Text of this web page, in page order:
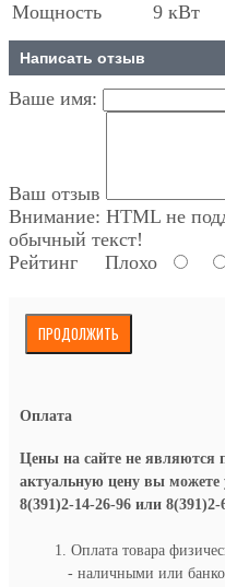
Мощность
9 кВт
Написать отзыв
Ваше имя:
Ваш отзыв
Внимание: HTML не
обычный текст!
Рейтинг Плохо
ПРОДОЛЖИТЬ
Оплата
Цены на сайте не являются
актуальную цену вы можете
8(391)2-14-26-96 или 8(391)2-
1. Оплата товара
- наличными или